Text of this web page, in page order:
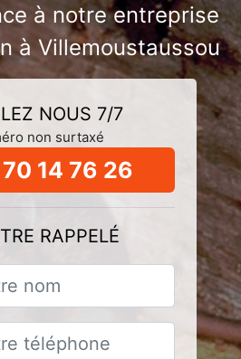
à notre entreprise
à Villemoustaussou
NOUS 7/7
non surtaxé
14 76 26
RAPPELÉ